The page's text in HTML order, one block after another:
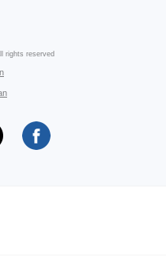
rights reserved